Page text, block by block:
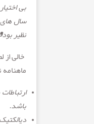
بی
سال های
نظیر
خالی
ماهنامه نگاه
باشد.